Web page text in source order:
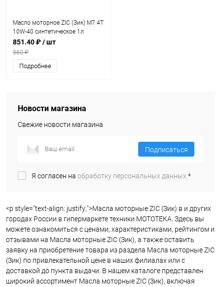
Масло моторное ZIC (Зик) M7 4T
10W-40 синтетическое 1л
851.40 ₽/ шт
860 ₽
Подробнее
Новости магазина
Свежие новости магазина
Подписаться
Я согласен на обработку персональных данных.*
<p style="text-align: justify;">Масла моторные ZIC (Зик) в и других
городах России в гипермаркете техники МОТОТЕКА. Здесь вы
можете ознакомиться с ценами, характеристиками, рейтингом и
отзывами на Масла моторные ZIC (Зик), а также оставить
заявку на приобретение товара из раздела Масла моторные ZIC
(Зик) по привлекательной цене в наших филиалах или с
доставкой до пункта выдачи. В нашем каталоге представлен
широкий ассортимент Масла моторные ZIC (Зик), включая